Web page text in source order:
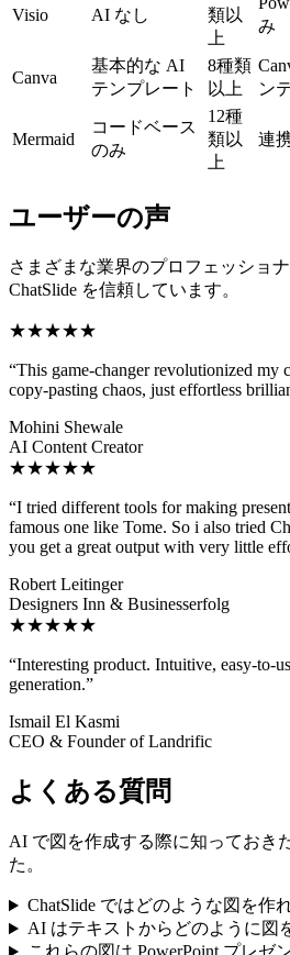
Visio AI なし
類以
上
み
Canva
基本的な AI
テンプレート
8種類
以上
ン
Mermaid
コードベース
のみ
12種
類以
上
連
ユーザーの声
さまざまな業界のプロフェッショ
ChatSlide を信頼しています。
★★★★★
“This game-changer revolutionized my
copy-pasting chaos, just effortless
Mohini Shewale
AI Content Creator
★★★★★
“I tried different tools for making
famous one like Tome. So i also tried
you get a great output with very little
Robert Leitinger
Designers Inn & Businesserfolg
★★★★★
“Interesting product. Intuitive, easy-to-
generation.”
Ismail El Kasmi
CEO & Founder of Landrific
よくある質問
AI で図を作成する際に知っておき
た。
ChatSlide ではどのような図を作
AI はテキストからどのように図